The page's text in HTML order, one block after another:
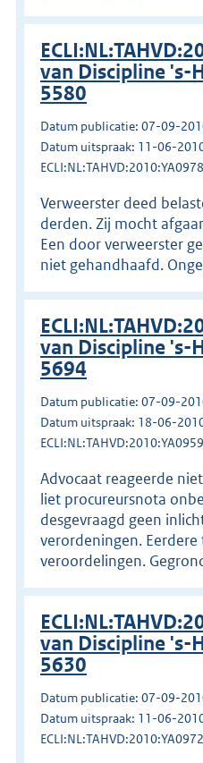
van Discipline 's-
5580
Datum publicatie: 07-09-
Datum uitspraak: 11-06-
ECLI:NL:TAHVD:2010:YA0978
Verweerster deed
derden. Zij mocht
Een door verweerster
niet gehandhaafd.
van Discipline 's-
5694
Datum publicatie: 07-09-
Datum uitspraak: 18-06-
ECLI:NL:TAHVD:2010:YA0959
Advocaat reageerde
liet procureursnota
desgevraagd geen
verordeningen.
veroordelingen.
van Discipline 's-
5630
Datum publicatie: 07-09-
Datum uitspraak: 11-06-
ECLI:NL:TAHVD:2010:YA0972